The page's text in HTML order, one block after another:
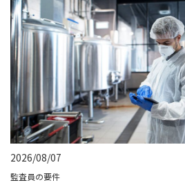
2026/08/07
監査員の要件